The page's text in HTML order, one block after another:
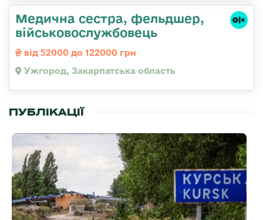
Медична сестра, фельдшер,
військовослужбовець
від 52000 до 122000 грн
Ужгород, Закарпатська область
ПУБЛІКАЦІЇ